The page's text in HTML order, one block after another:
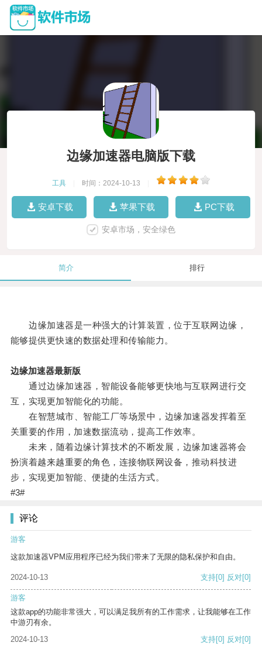
边缘加速器电脑版下载
工具 时间：2024-10-13
安卓下载 苹果下载 PC下载
安卓市场，安全绿色
简介 排行
边缘加速器是一种强大的计算装置，位于互联网边缘，
能够提供更快速的数据处理和传输能力。
边缘加速器最新版
通过边缘加速器，智能设备能够更快地与互联网进行交
互，实现更加智能化的功能。
在智慧城市、智能工厂等场景中，边缘加速器发挥着至
关重要的作用，加速数据流动，提高工作效率。
未来，随着边缘计算技术的不断发展，边缘加速器将会
扮演着越来越重要的角色，连接物联网设备，推动科技进
步，实现更加智能、便捷的生活方式。
#3#
评论
游客
这款加速器VPM应用程序已经为我们带来了无限的隐私保护和自由。
2024-10-13 支持[0] 反对[0]
游客
这款app的功能非常强大，可以满足我所有的工作需求，让我能够在工作
中游刃有余。
2024-10-13
支持[0] 反对[0]